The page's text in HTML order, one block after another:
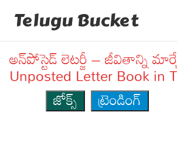
Telugu Bucket
అన్‌పోస్టెడ్ లెటర్జీ – జీవితాన్ని
Unposted Letter Book in
జోక్స్
ట్రెండింగ్